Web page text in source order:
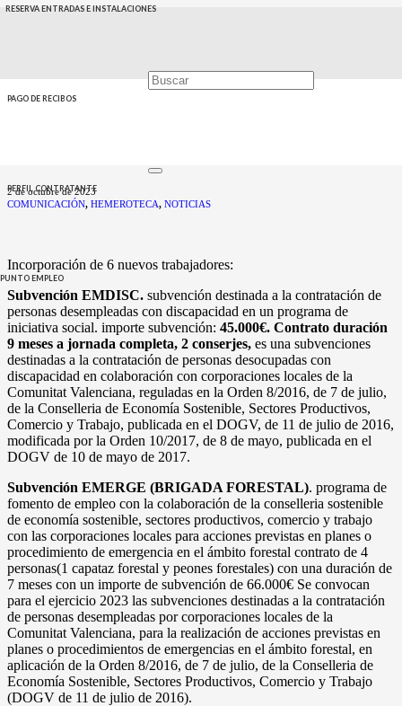
RESERVA ENTRADAS E INSTALACIONES
PAGO DE RECIBOS
PERFIL CONTRATANTE
PUNTO EMPLEO
TRABAJADORES
2 de octubre de 2023
COMUNICACIÓN, HEMEROTECA, NOTICIAS
Incorporación de 6 nuevos trabajadores:
Subvención EMDISC. subvención destinada a la contratación de
personas desempleadas con discapacidad en un programa de
iniciativa social. importe subvención: 45.000€. Contrato duración
9 meses a jornada completa, 2 conserjes, es una subvenciones
destinadas a la contratación de personas desocupadas con
discapacidad en colaboración con corporaciones locales de la
Comunitat Valenciana, reguladas en la Orden 8/2016, de 7 de julio,
de la Conselleria de Economía Sostenible, Sectores Productivos,
Comercio y Trabajo, publicada en el DOGV, de 11 de julio de 2016,
modificada por la Orden 10/2017, de 8 de mayo, publicada en el
DOGV de 10 de mayo de 2017.
Subvención EMERGE (BRIGADA FORESTAL). programa de
fomento de empleo con la colaboración de la conselleria sostenible
de economía sostenible, sectores productivos, comercio y trabajo
con las corporaciones locales para acciones previstas en planes o
procedimiento de emergencia en el ámbito forestal contrato de 4
personas(1 capataz forestal y peones forestales) con una duración de
7 meses con un importe de subvención de 66.000€ Se convocan
para el ejercicio 2023 las subvenciones destinadas a la contratación
de personas desempleadas por corporaciones locales de la
Comunitat Valenciana, para la realización de acciones previstas en
planes o procedimientos de emergencias en el ámbito forestal, en
aplicación de la Orden 8/2016, de 7 de julio, de la Conselleria de
Economía Sostenible, Sectores Productivos, Comercio y Trabajo
(DOGV de 11 de julio de 2016).